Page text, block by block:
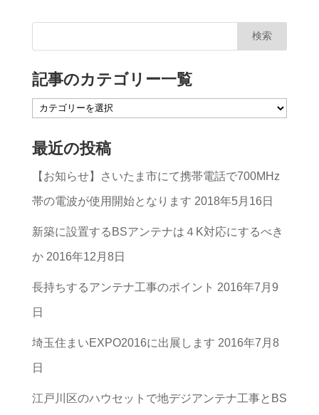
記事のカテゴリー一覧
記
の
カ
テ
ゴ
リ
ー
一
最近の投稿
【お知らせ】さいたま市にて携帯電話で700MHz
帯の電波が使用開始となります 2018年5月16日
新築に設置するBSアンテナは４K対応にするべき
か 2016年12月8日
長持ちするアンテナ工事のポイント 2016年7月9
日
埼玉住まいEXPO2016に出展します 2016年7月8
日
江戸川区のハウセットで地デジアンテナ工事とBS